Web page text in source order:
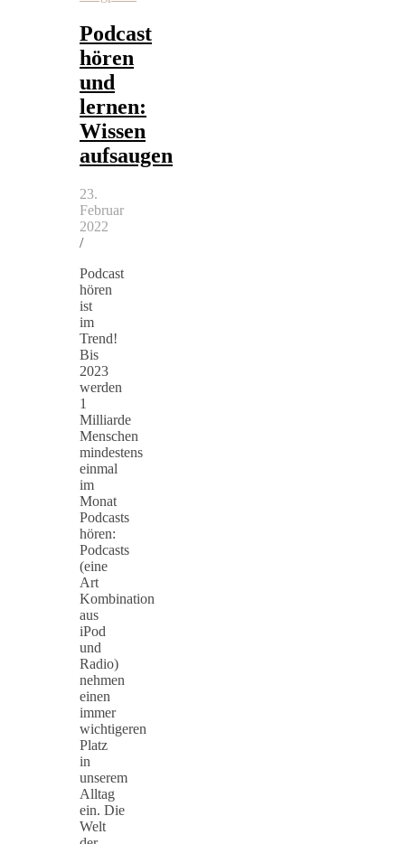
Podcast
hören
und
lernen:
Wissen
aufsaugen
23.
Februar
2022
/
Podcast
hören
ist
im
Trend!
Bis
2023
werden
1
Milliarde
Menschen
mindestens
einmal
im
Monat
Podcasts
hören:
Podcasts
(eine
Art
Kombination
aus
iPod
und
Radio)
nehmen
einen
immer
wichtigeren
Platz
in
unserem
Alltag
ein. Die
Welt